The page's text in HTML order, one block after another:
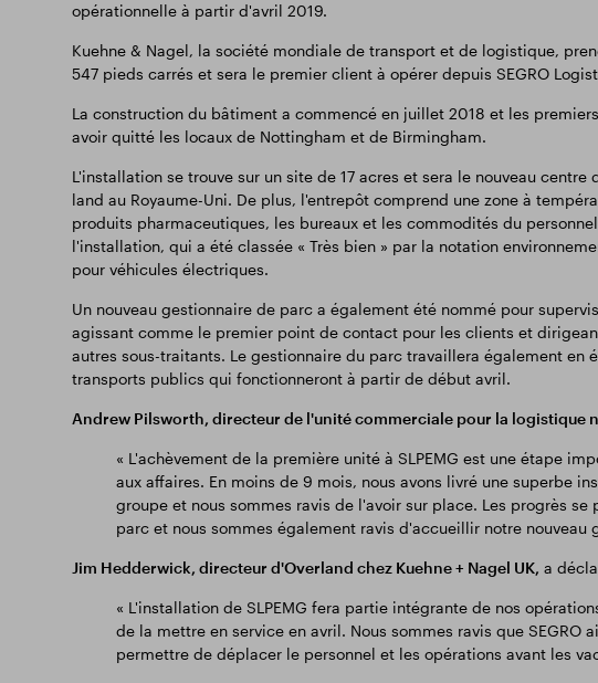
opérationnelle à partir d'avril 2019.
Kuehne & Nagel, la société mondiale de transport et de logistique,
547 pieds carrés et sera le premier client à opérer depuis SEGRO
La construction du bâtiment a commencé en juillet 2018 et les
avoir quitté les locaux de Nottingham et de Birmingham.
L'installation se trouve sur un site de 17 acres et sera le nouveau
land au Royaume-Uni. De plus, l'entrepôt comprend une zone à
produits pharmaceutiques, les bureaux et les commodités du
l'installation, qui a été classée « Très bien » par la notation
pour véhicules électriques.
Un nouveau gestionnaire de parc a également été nommé pour
agissant comme le premier point de contact pour les clients et
autres sous-traitants. Le gestionnaire du parc travaillera également en
transports publics qui fonctionneront à partir de début avril.
Andrew Pilsworth, directeur de l'unité commerciale pour la logistique
« L'achèvement de la première unité à SLPEMG est une étape
aux affaires. En moins de 9 mois, nous avons livré une superbe
groupe et nous sommes ravis de l'avoir sur place. Les progrès
parc et nous sommes également ravis d'accueillir notre nouveau
Jim Hedderwick, directeur d'Overland chez Kuehne + Nagel UK, a
« L'installation de SLPEMG fera partie intégrante de nos
de la mettre en service en avril. Nous sommes ravis que SEGRO
permettre de déplacer le personnel et les opérations avant les